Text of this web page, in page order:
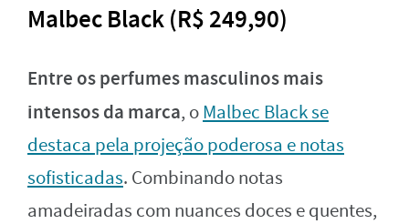
Malbec Black (R$ 249,90)
Entre os perfumes masculinos mais
intensos da marca, oMalbec Black se
destaca pela projeção poderosa e notas
sofisticadas. Combinando notas
amadeiradas com nuances doces e quentes,